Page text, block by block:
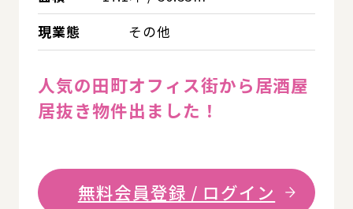
現業態
その他
人気の田町オフィス街から居酒屋
居抜き物件出ました！
無料会員登録 / ログイン